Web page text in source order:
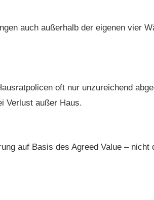
auch außerhalb der eigenen vier
oft nur unzureichend
Verlust außer Haus.
auf Basis des Agreed Value –